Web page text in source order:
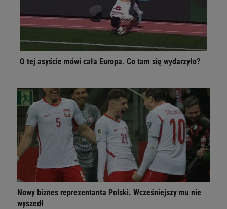
O tej asyście mówi cała Europa. Co tam się wydarzyło?
Nowy biznes reprezentanta Polski. Wcześniejszy mu nie
wyszedł